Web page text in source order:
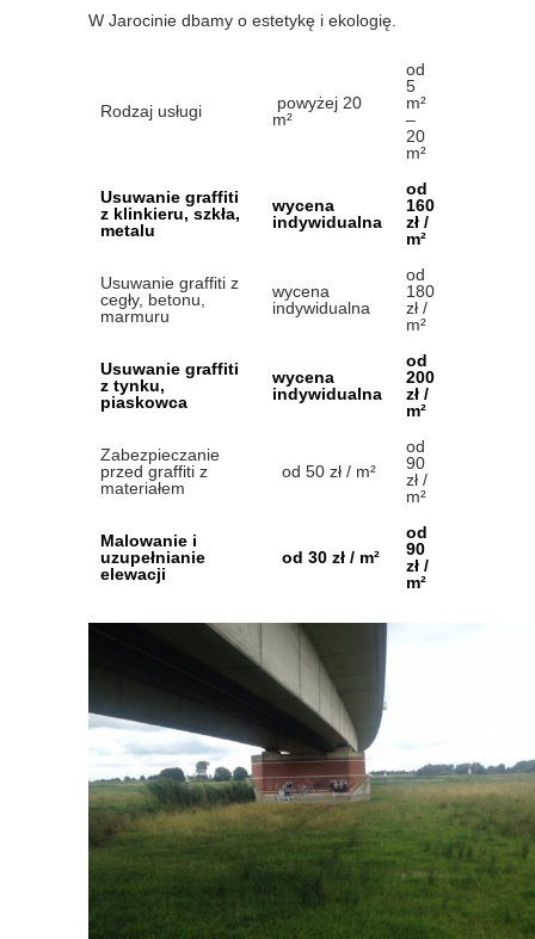
W Jarocinie dbamy o estetykę i ekologię.
Rodzaj usługi
powyżej 20
m²
od
5
m²
–
20
m²
Usuwanie graffiti
z klinkieru, szkła,
metalu
wycena
indywidualna
od
160
zł /
m²
Usuwanie graffiti z
cegły, betonu,
marmuru
wycena
indywidualna
od
180
zł /
m²
Usuwanie graffiti
z tynku,
piaskowca
wycena
indywidualna
od
200
zł /
m²
Zabezpieczanie
przed graffiti z
materiałem
od 50 zł / m²
od
90
zł /
m²
Malowanie i
uzupełnianie
elewacji
od 30 zł / m²
od
90
zł /
m²